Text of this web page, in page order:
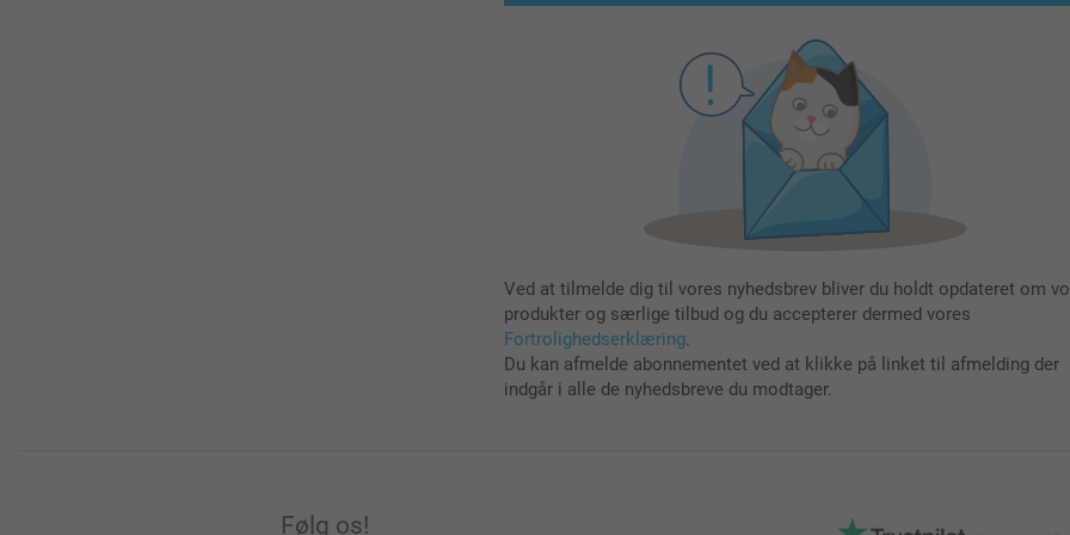
Ved at tilmelde dig til vores nyhedsbrev bliver du holdt opdateret om
produkter og særlige tilbud og du accepterer dermed vores
Fortrolighedserklæring.
Du kan afmelde abonnementet ved at klikke på linket til afmelding der
indgår i alle de nyhedsbreve du modtager.
Følg os!